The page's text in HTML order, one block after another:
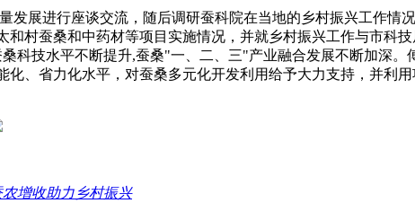
展进行座谈交流，随后调研蚕科院在当地的乡村振兴工作情
村蚕桑和中药材等项目实施情况，并就乡村振兴工作与市科
科技水平不断提升,蚕桑"一、二、三"产业融合发展不断加深。
、省力化水平，对蚕桑多元化开发利用给予大力支持，并利
增收助力乡村振兴